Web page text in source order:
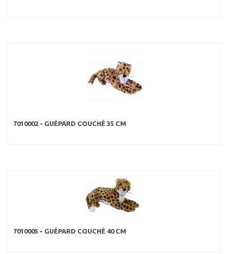
7010002 - GUÉPARD COUCHÉ 35 CM
7010005 - GUÉPARD COUCHÉ 40 CM